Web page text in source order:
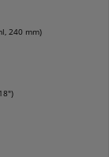
240 mm)